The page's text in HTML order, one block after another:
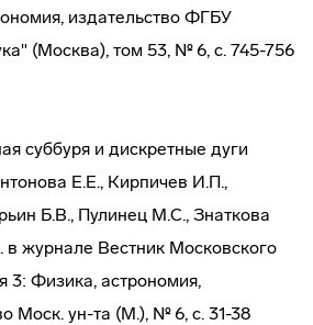
издательство ФГБУ
(Москва), том 53, № 6, с. 745-756
суббуря и дискретные дуги
Е.Е., Кирпичев И.П.,
Б.В., Пулинец М.С., Знаткова
журнале Вестник Московского
3: Физика, астрономия,
Моск. ун-та (М.), № 6, с. 31-38